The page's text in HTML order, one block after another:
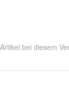
bei diesem